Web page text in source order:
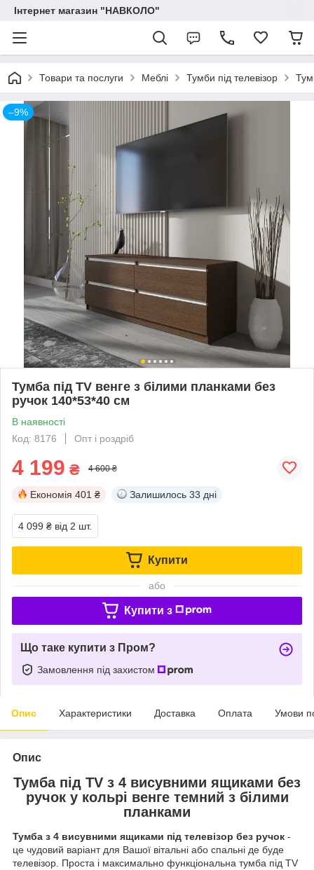
Інтернет магазин "НАВКОЛО"
Товари та послуги Меблі Тумби під телевізор
–9%
Тумба під TV венге з білими планками без
ручок 140*53*40 см
В наявності
Код: 8176
Опт і роздріб
4 199 ₴ 4 600 ₴
Економія 401 ₴ Залишилось 33 дні
4 099 ₴ від 2 шт.
Купити
або
Купити з
Що таке купити з Пром?
Замовлення під захистом
Опис Характеристики Доставка Оплата Умови
Опис
Тумба під TV з 4 висувними ящиками без
ручок у кольрі венге темний з білими
планками
Тумба з 4 висувними ящиками під телевізор без ручок -
це чудовий варіант для Вашої вітальні або спальні де буде
телевізор. Проста і максимально функціональна тумба під TV